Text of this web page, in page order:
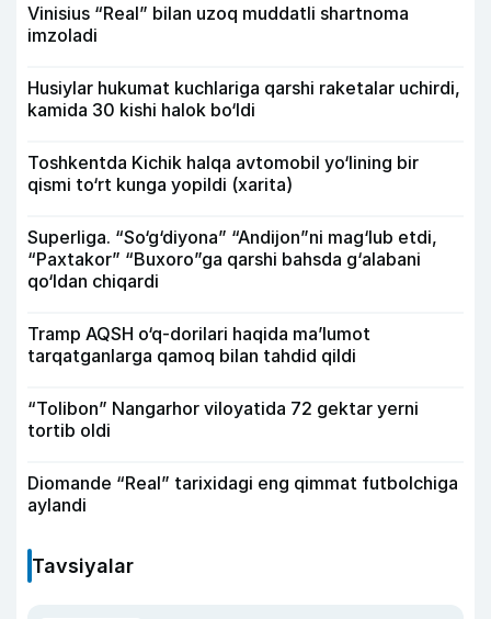
Vinisius “Real” bilan uzoq muddatli shartnoma
imzoladi
Husiylar hukumat kuchlariga qarshi raketalar uchirdi,
kamida 30 kishi halok bo‘ldi
Toshkentda Kichik halqa avtomobil yo‘lining bir
qismi to‘rt kunga yopildi (xarita)
Superliga. “So‘g‘diyona” “Andijon”ni mag‘lub etdi,
“Paxtakor” “Buxoro”ga qarshi bahsda g‘alabani
qo‘ldan chiqardi
Tramp AQSH o‘q-dorilari haqida ma’lumot
tarqatganlarga qamoq bilan tahdid qildi
“Tolibon” Nangarhor viloyatida 72 gektar yerni
tortib oldi
Diomande “Real” tarixidagi eng qimmat futbolchiga
aylandi
Tavsiyalar